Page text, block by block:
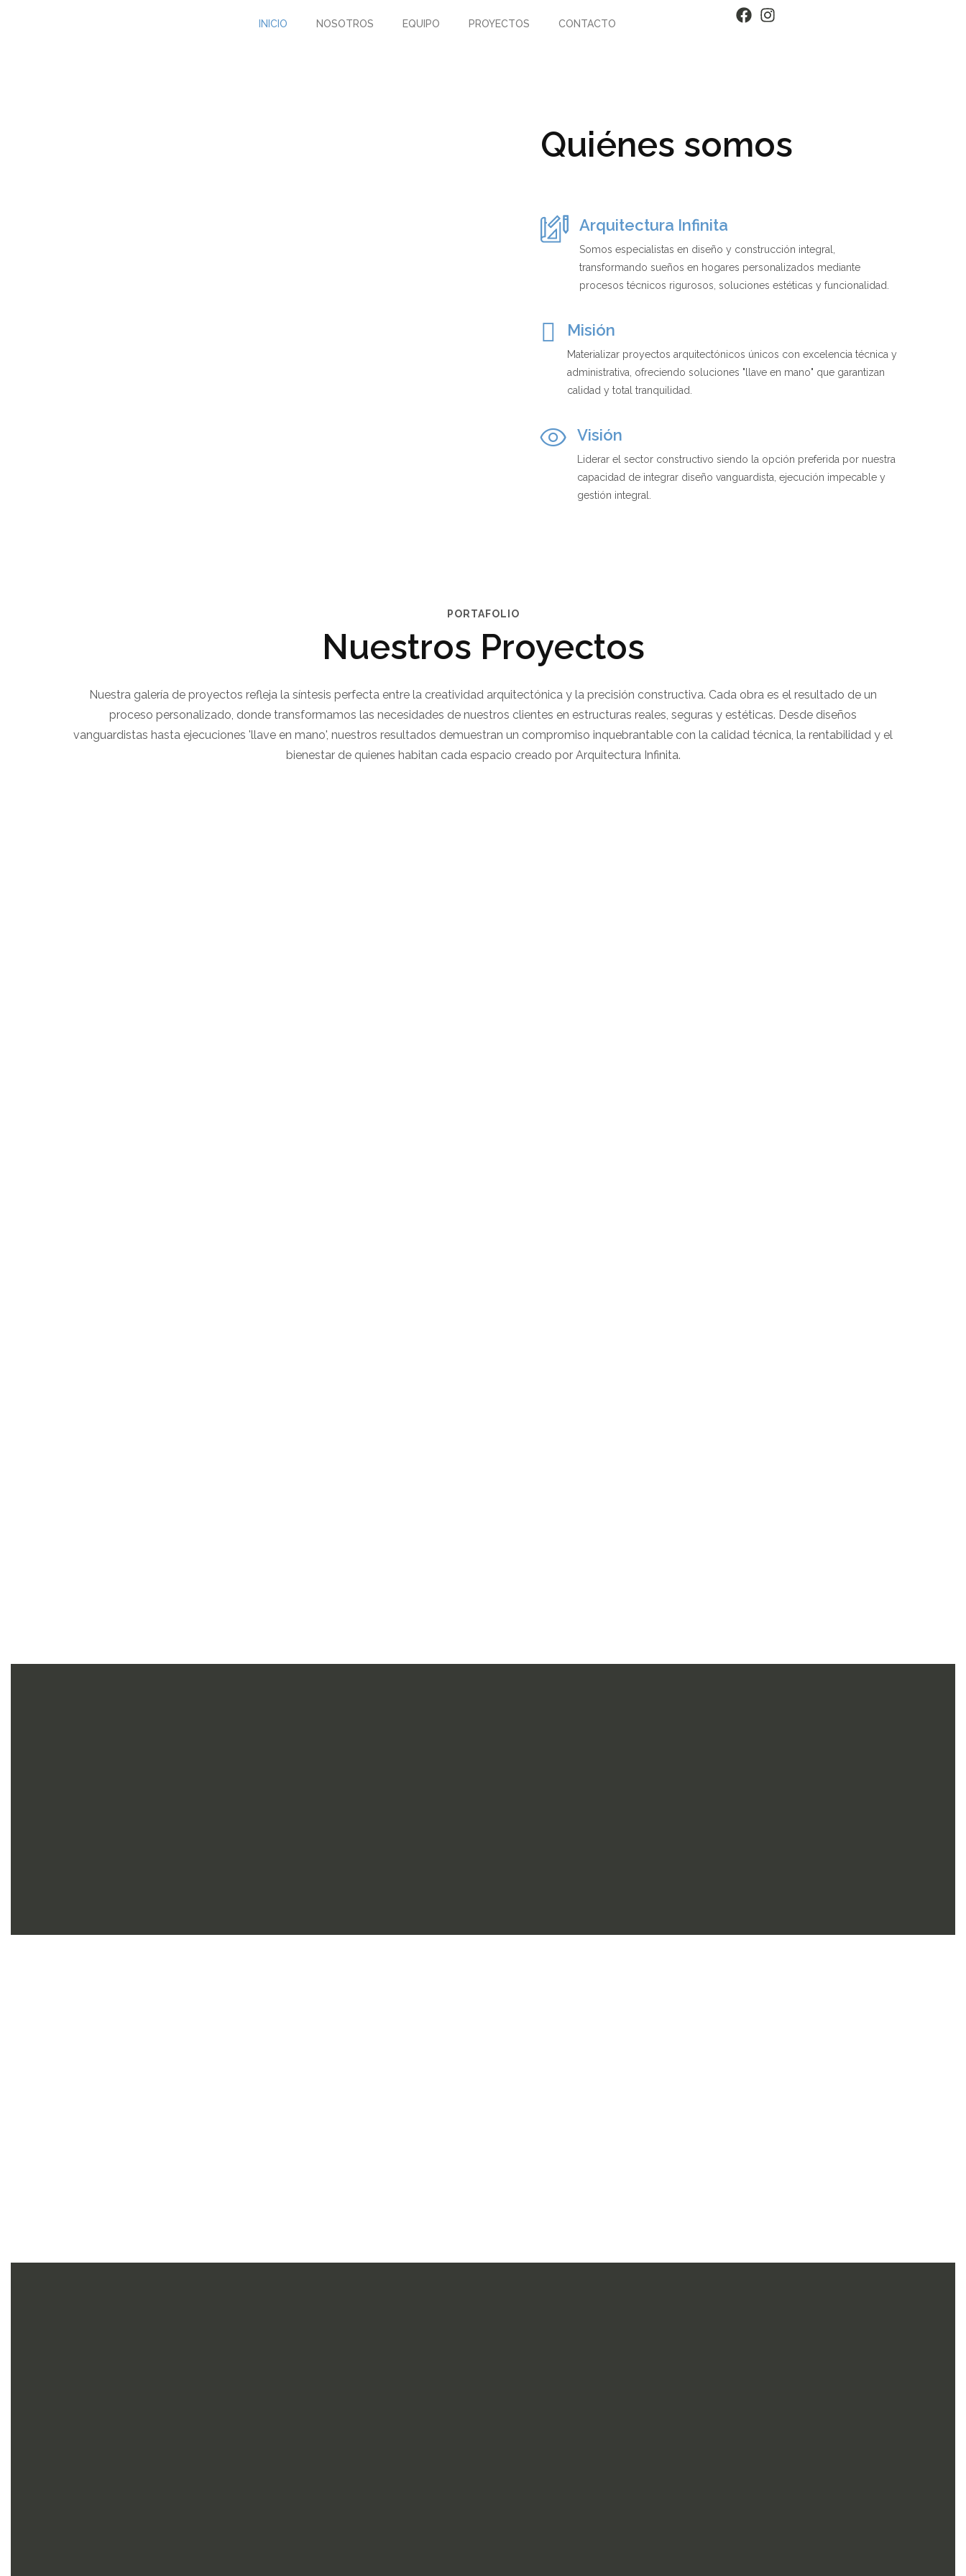
INICIO NOSOTROS EQUIPO PROYECTOS CONTACTO
Quiénes somos
Arquitectura Infinita
Somos especialistas en diseño y construcción integral,
transformando sueños en hogares personalizados mediante
procesos técnicos rigurosos, soluciones estéticas y funcionalidad.
Misión
Materializar proyectos arquitectónicos únicos con excelencia técnica y
administrativa, ofreciendo soluciones "llave en mano" que garantizan
calidad y total tranquilidad.
Visión
Liderar el sector constructivo siendo la opción preferida por nuestra
capacidad de integrar diseño vanguardista, ejecución impecable y
gestión integral.
PORTAFOLIO
Nuestros Proyectos
Nuestra galería de proyectos refleja la síntesis perfecta entre la creatividad arquitectónica y la precisión constructiva. Cada obra es el resultado de un
proceso personalizado, donde transformamos las necesidades de nuestros clientes en estructuras reales, seguras y estéticas. Desde diseños
vanguardistas hasta ejecuciones 'llave en mano', nuestros resultados demuestran un compromiso inquebrantable con la calidad técnica, la rentabilidad y el
bienestar de quienes habitan cada espacio creado por Arquitectura Infinita.